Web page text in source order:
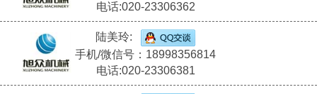
电话:020-23306362
陆美玲:
手机/微信号：18998356814
电话:020-23306381